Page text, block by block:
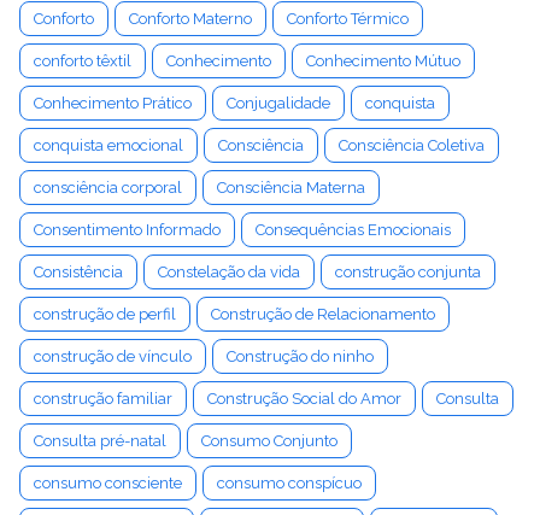
Conforto Conforto Materno Conforto Térmico
conforto têxtil Conhecimento Conhecimento Mútuo
Conhecimento Prático Conjugalidade conquista
conquista emocional Consciência Consciência Coletiva
consciência corporal Consciência Materna
Consentimento Informado Consequências Emocionais
Consistência Constelação da vida construção conjunta
construção de perfil Construção de Relacionamento
construção de vínculo Construção do ninho
construção familiar Construção Social do Amor Consulta
Consulta pré-natal Consumo Conjunto
consumo consciente consumo conspícuo